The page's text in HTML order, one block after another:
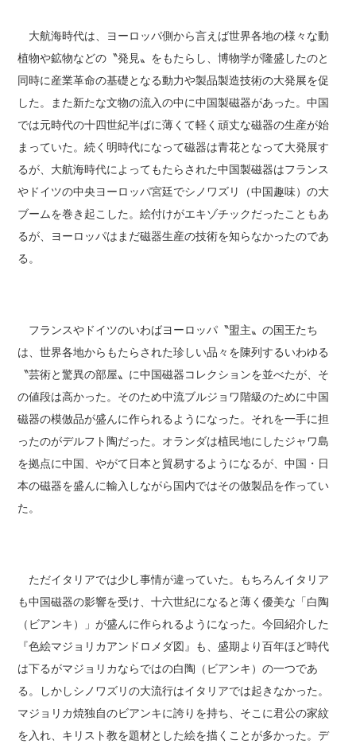
大航海時代は、ヨーロッパ側から言えば世界各地の様々な動
植物や鉱物などの〝発見〟をもたらし、博物学が隆盛したのと
同時に産業革命の基礎となる動力や製品製造技術の大発展を促
した。また新たな文物の流入の中に中国製磁器があった。中国
では元時代の十四世紀半ばに薄くて軽く頑丈な磁器の生産が始
まっていた。続く明時代になって磁器は青花となって大発展す
るが、大航海時代によってもたらされた中国製磁器はフランス
やドイツの中央ヨーロッパ宮廷でシノワズリ（中国趣味）の大
ブームを巻き起こした。絵付けがエキゾチックだったこともあ
るが、ヨーロッパはまだ磁器生産の技術を知らなかったのであ
る。
フランスやドイツのいわばヨーロッパ〝盟主〟の国王たち
は、世界各地からもたらされた珍しい品々を陳列するいわゆる
〝芸術と驚異の部屋〟に中国磁器コレクションを並べたが、そ
の値段は高かった。そのため中流ブルジョワ階級のために中国
磁器の模倣品が盛んに作られるようになった。それを一手に担
ったのがデルフト陶だった。オランダは植民地にしたジャワ島
を拠点に中国、やがて日本と貿易するようになるが、中国・日
本の磁器を盛んに輸入しながら国内ではその倣製品を作ってい
た。
ただイタリアでは少し事情が違っていた。もちろんイタリア
も中国磁器の影響を受け、十六世紀になると薄く優美な「白陶
（ビアンキ）」が盛んに作られるようになった。今回紹介した
『色絵マジョリカアンドロメダ図』も、盛期より百年ほど時代
は下るがマジョリカならではの白陶（ビアンキ）の一つであ
る。しかしシノワズリの大流行はイタリアでは起きなかった。
マジョリカ焼独自のビアンキに誇りを持ち、そこに君公の家紋
を入れ、キリスト教を題材とした絵を描くことが多かった。デ